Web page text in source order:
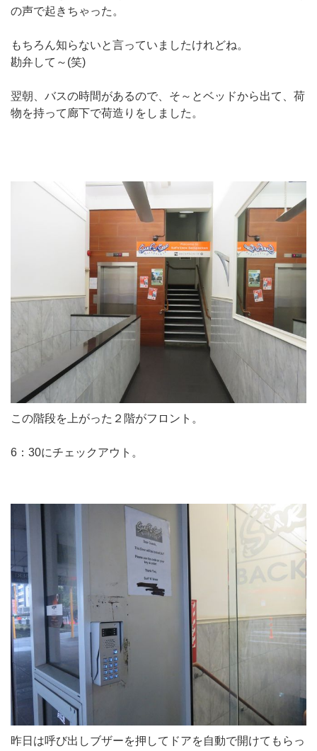
の声で起きちゃった。
もちろん知らないと言っていましたけれどね。
勘弁して～(笑)
翌朝、バスの時間があるので、そ～とベッドから出て、荷
物を持って廊下で荷造りをしました。
この階段を上がった２階がフロント。
6：30にチェックアウト。
昨日は呼び出しブザーを押してドアを自動で開けてもらっ